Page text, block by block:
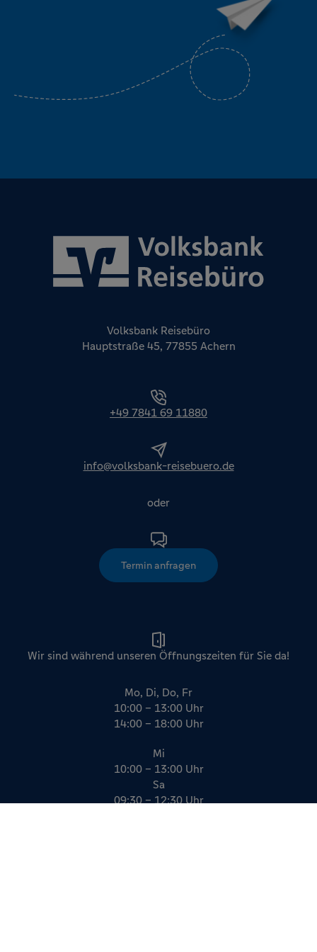
Volksbank Reisebüro
Hauptstraße 45, 77855 Achern
+49 7841 69 11880
info@volksbank-reisebuero.de
oder
Termin anfragen
Wir sind während unseren Öffnungszeiten für Sie da!
Mo, Di, Do, Fr
10:00 – 13:00 Uhr
14:00 – 18:00 Uhr
Mi
10:00 – 13:00 Uhr
Sa
09:30 – 12:30 Uhr